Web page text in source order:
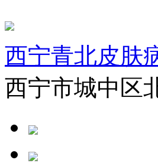
西宁青北皮肤
西宁市城中区